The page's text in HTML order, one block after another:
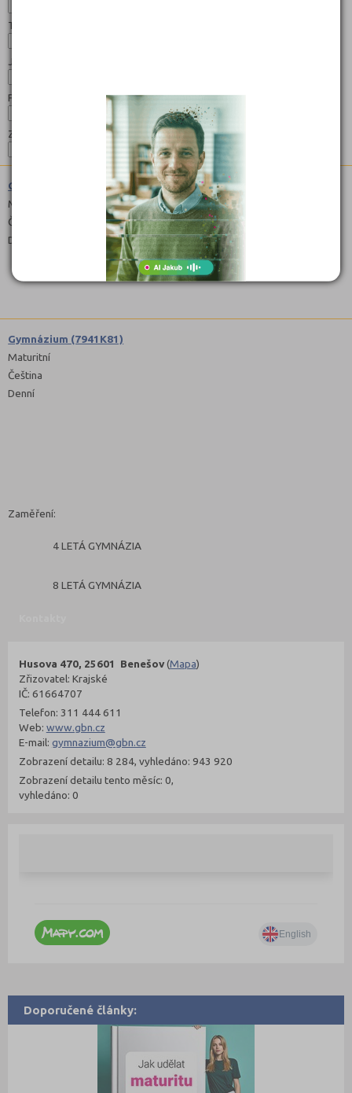
Typ:
Jazyk:
Forma:
Zaměření:
Gymnázium (7941K41)
Maturitní
Čeština
Denní
Gymnázium (7941K81)
Maturitní
Čeština
Denní
Zaměření:
4 LETÁ GYMNÁZIA
8 LETÁ GYMNÁZIA
Husova 470, 25601 Benešov(Mapa)
Zřizovatel: Krajské
IČ: 61664707
Telefon: 311 444 611
Web: www.gbn.cz
E-mail: gymnazium@gbn.cz
Zobrazení detailu: 8 284, vyhledáno: 943 920
Zobrazení detailu tento měsíc: 0,
vyhledáno: 0
Doporučené články: